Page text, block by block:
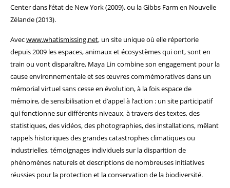
Center dans l’état de New York (2009), ou la Gibbs Farm en Nouvelle
Zélande (2013).
Avecwww.whatismissing.net, un site unique où elle répertorie
depuis 2009 les espaces, animaux et écosystèmes qui ont, sont en
train ou vont disparaître, Maya Lin combine son engagement pour la
cause environnementale et ses œuvres commémoratives dans un
mémorial virtuel sans cesse en évolution, à la fois espace de
mémoire, de sensibilisation et d’appel à l’action : un site participatif
qui fonctionne sur différents niveaux, à travers des textes, des
statistiques, des vidéos, des photographies, des installations, mêlant
rappels historiques des grandes catastrophes climatiques ou
industrielles, témoignages individuels sur la disparition de
phénomènes naturels et descriptions de nombreuses initiatives
réussies pour la protection et la conservation de la biodiversité.